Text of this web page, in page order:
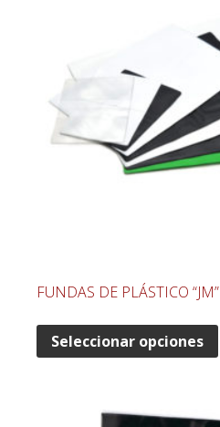
FUNDAS DE PLÁSTICO “JM”
Seleccionar opciones